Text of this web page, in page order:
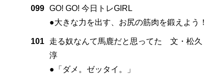
099 GO! GO! 今日トレGIRL
●大きな力を出す、お尻の筋肉を鍛えよう！
101
走る奴なんて馬鹿だと思ってた 文・松久
淳
●「ダメ。ゼッタイ。」